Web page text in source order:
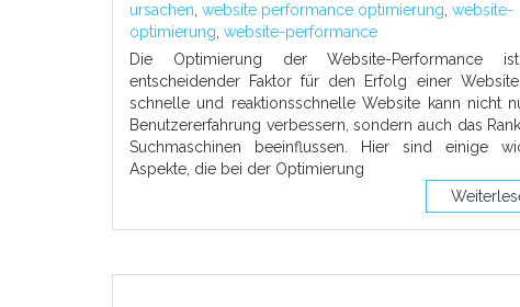
ursachen website performance optimierung website-
optimierung website-performance
Die Optimierung der Website-Performance
entscheidender Faktor für den Erfolg einer
schnelle und reaktionsschnelle Website kann nicht
Benutzererfahrung verbessern, sondern auch das
Suchmaschinen beeinflussen. Hier sind einige
Aspekte, die bei der Optimierung